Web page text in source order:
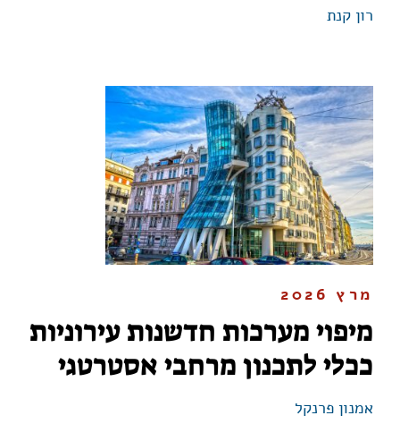
רון קנת
מרץ 2026
מיפוי מערכות חדשנות עירוניות
ככלי לתכנון מרחבי אסטרטגי
אמנון פרנקל